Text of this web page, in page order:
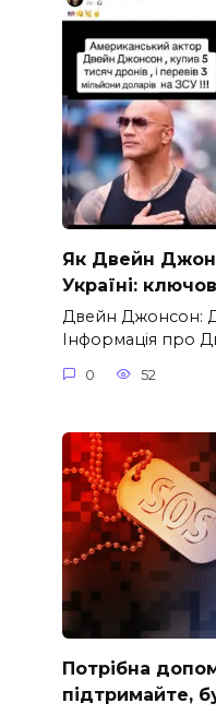
Як Двейн
Україні:
Двейн Джонсон:
Інформація про
0 52
Потрібна
підтримайте,